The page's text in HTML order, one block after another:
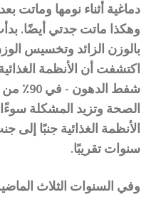
دماغية أثناء نومها وماتت
وهكذا ماتت جدتي أيضًا.
بالوزن الزائد وتخسيس
اكتشفت أن الأنظمة
شفط
الصحة وتزيد المشكلة
سنوات تقريبًا.
وفي السنوات الثلاث